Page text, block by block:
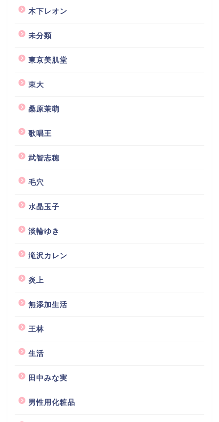
木下レオン
未分類
東京美肌堂
東大
桑原茉萌
歌唱王
武智志穂
毛穴
水晶玉子
淡輪ゆき
滝沢カレン
炎上
無添加生活
王林
生活
田中みな実
男性用化粧品